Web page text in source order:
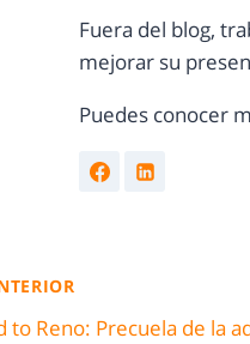
Fuera del blog,
mejorar su
Puedes conocer
to Reno: Precuela de la